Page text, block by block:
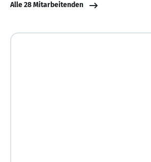
Alle 28 Mitarbeitenden